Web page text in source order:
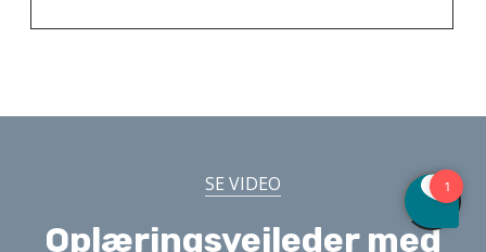
SE VIDEO
Oplæringsvejleder med